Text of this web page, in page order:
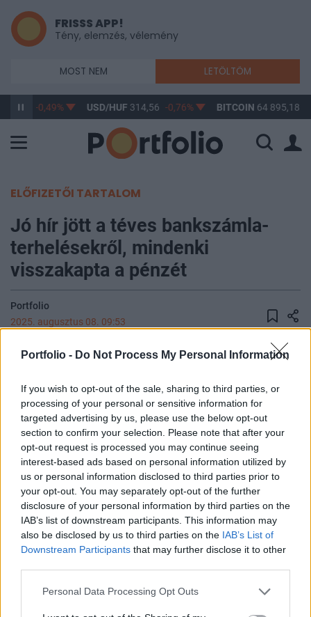
Portfolio - Do Not Process My Personal Information
If you wish to opt-out of the sale, sharing to third parties, or
processing of your personal or sensitive information for
targeted advertising by us, please use the below opt-out
section to confirm your selection. Please note that after your
opt-out request is processed you may continue seeing
interest-based ads based on personal information utilized by
us or personal information disclosed to third parties prior to
your opt-out. You may separately opt-out of the further
disclosure of your personal information by third parties on the
IAB’s list of downstream participants. This information may
also be disclosed by us to third parties on the IAB’s List of
Downstream Participants that may further disclose it to other
Personal Data Processing Opt Outs
FRISSS APP!
Tény, elemzés, vélemény
MOST NEM LETÖLTÖM
-0,49% USD/HUF314,56 -0,76% BITCOIN64 895,18
ELŐFIZETŐI TARTALOM
Jó hír jött a téves bankszámla-
terhelésekről, mindenki
visszakapta a pénzét
Portfolio
2025. augusztus 08. 09:53
Közleményt adott ki a Magyar Bankszövetség a
hibáról és annak kezeléséről.
2025. augusztus 6-án több hazai bank ügyfeleinél
előfordult, hogy korábbi bankkártyás tranzakcióikat
tévesen ismételten megterhelték az ügyfelek fizetési
számláin. A közlemény szerint a hiba oka egyetlen,
bankszektoron kívüli kártyaelfogadó technikai
problémájára vezethető vissza. Ilyen esetekben mind a
kártyatársaságok, mind a bankok a tranzakciók technikai
feldolgozását...
KEDVES OLVASÓNK!
A keresett cikk a portfolio.hu hírarchívumához